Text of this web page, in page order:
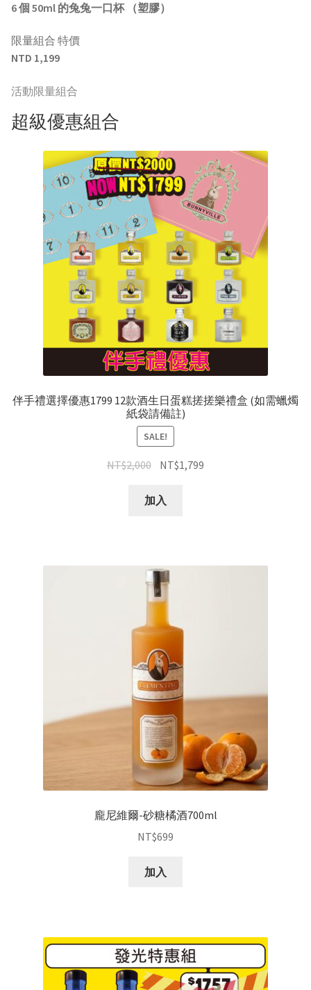
6 個 50ml 的兔兔一口杯 （塑膠）
限量組合 特價
NTD 1,199
活動限量組合
超級優惠組合
伴手禮選擇優惠1799 12款酒生日蛋糕搓搓樂禮盒 (如需蠟燭
紙袋請備註)
SALE!
NT$2,000 NT$1,799
加入
龐尼維爾-砂糖橘酒700ml
NT$699
加入